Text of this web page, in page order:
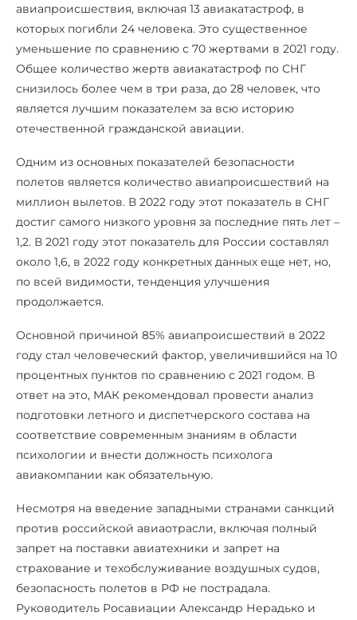
авиапроисшествия, включая 13 авиакатастроф, в
которых погибли 24 человека. Это существенное
уменьшение по сравнению с 70 жертвами в 2021 году.
Общее количество жертв авиакатастроф по СНГ
снизилось более чем в три раза, до 28 человек, что
является лучшим показателем за всю историю
отечественной гражданской авиации.
Одним из основных показателей безопасности
полетов является количество авиапроисшествий на
миллион вылетов. В 2022 году этот показатель в СНГ
достиг самого низкого уровня за последние пять лет –
1,2. В 2021 году этот показатель для России составлял
около 1,6, в 2022 году конкретных данных еще нет, но,
по всей видимости, тенденция улучшения
продолжается.
Основной причиной 85% авиапроисшествий в 2022
году стал человеческий фактор, увеличившийся на 10
процентных пунктов по сравнению с 2021 годом. В
ответ на это, МАК рекомендовал провести анализ
подготовки летного и диспетчерского состава на
соответствие современным знаниям в области
психологии и внести должность психолога
авиакомпании как обязательную.
Несмотря на введение западными странами санкций
против российской авиаотрасли, включая полный
запрет на поставки авиатехники и запрет на
страхование и техобслуживание воздушных судов,
безопасность полетов в РФ не пострадала.
Руководитель Росавиации Александр Нерадько и